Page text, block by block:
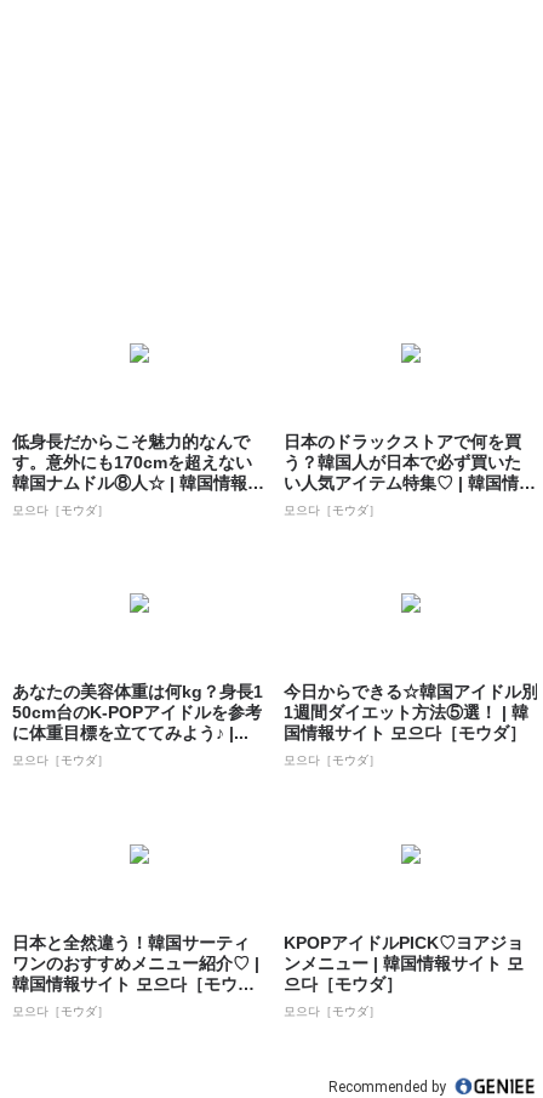
低身長だからこそ魅力的なんで
す。意外にも170cmを超えない
韓国ナムドル⑧人☆ | 韓国情報サ
イト...
모으다［モウダ］
日本のドラックストアで何を買
う？韓国人が日本で必ず買いた
い人気アイテム特集♡ | 韓国情報
サイト ...
모으다［モウダ］
あなたの美容体重は何kg？身長1
50cm台のK-POPアイドルを参考
に体重目標を立ててみよう♪ |...
모으다［モウダ］
今日からできる☆韓国アイドル別
1週間ダイエット方法⑤選！ | 韓
国情報サイト 모으다［モウダ］
모으다［モウダ］
日本と全然違う！韓国サーティ
ワンのおすすめメニュー紹介♡ |
韓国情報サイト 모으다［モウ
ダ］
모으다［モウダ］
KPOPアイドルPICK♡ヨアジョ
ンメニュー | 韓国情報サイト 모
으다［モウダ］
모으다［モウダ］
Recommended by